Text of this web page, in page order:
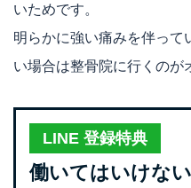
いためです。
明らかに強い痛みを伴って
い場合は整骨院に行くのが
LINE 登録特典
働いてはいけない